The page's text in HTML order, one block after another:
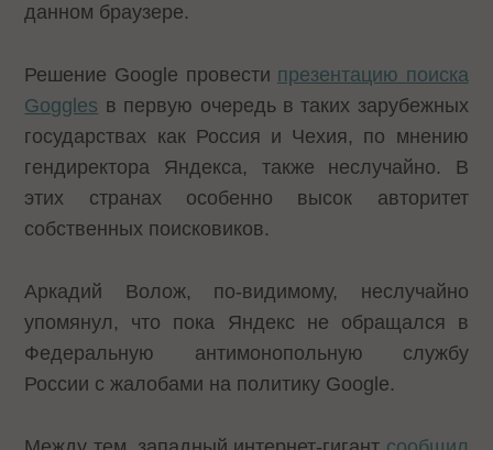
данном браузере.
Решение Google провести презентацию поиска
Goggles в первую очередь в таких зарубежных
государствах как Россия и Чехия, по мнению
гендиректора Яндекса, также неслучайно. В
этих странах особенно высок авторитет
собственных поисковиков.
Аркадий Волож, по-видимому, неслучайно
упомянул, что пока Яндекс не обращался в
Федеральную антимонопольную службу
России с жалобами на политику Google.